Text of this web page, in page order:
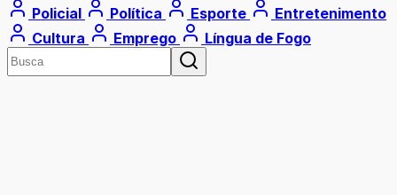
Policial
Política Esporte
Entretenimento
Cultura
Emprego Língua de Fogo